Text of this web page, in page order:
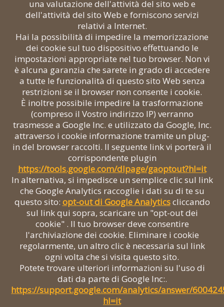
una valutazione dell'attività del sito web e
dell'attività del sito Web e forniscono servizi
relativi a Internet.
Hai la possibilità di impedire la memorizzazione
dei cookie sul tuo dispositivo effettuando le
impostazioni appropriate nel tuo browser. Non vi
è alcuna garanzia che sarete in grado di accedere
a tutte le funzionalità di questo sito Web senza
restrizioni se il browser non consente i cookie.
È inoltre possibile impedire la trasformazione
(compreso il Vostro indirizzo IP) verranno
trasmesse a Google Inc. e utilizzato da Google, Inc.
attraverso i cookie informazione tramite un plug-
in del browser raccolti. Il seguente link vi porterà il
corrispondente plugin
https://tools.google.com/dlpage/gaoptout?hl=it
In alternativa, si impedisce un semplice clic sul link
che Google Analytics raccoglie i dati su di te su
questo sito: opt-out di Google Analyticscliccando
sul link qui sopra, scaricare un "opt-out dei
cookie" . Il tuo browser deve consentire
l'archiviazione dei cookie. Eliminare i cookie
regolarmente, un altro clic è necessaria sul link
ogni volta che si visita questo sito.
Potete trovare ulteriori informazioni su l'uso di
dati da parte di Google Inc:.
https://support.google.com/analytics/answer/
hl=it